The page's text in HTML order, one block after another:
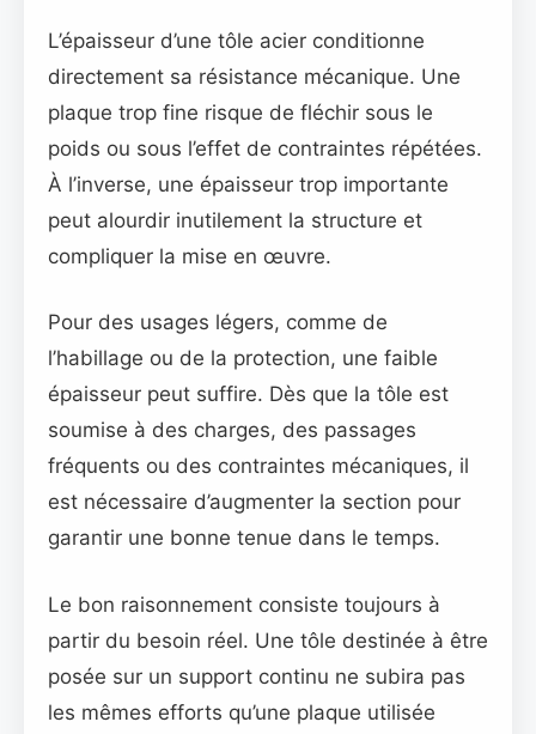
L’épaisseur d’une tôle acier conditionne
directement sa résistance mécanique. Une
plaque trop fine risque de fléchir sous le
poids ou sous l’effet de contraintes répétées.
À l’inverse, une épaisseur trop importante
peut alourdir inutilement la structure et
compliquer la mise en œuvre.
Pour des usages légers, comme de
l’habillage ou de la protection, une faible
épaisseur peut suffire. Dès que la tôle est
soumise à des charges, des passages
fréquents ou des contraintes mécaniques, il
est nécessaire d’augmenter la section pour
garantir une bonne tenue dans le temps.
Le bon raisonnement consiste toujours à
partir du besoin réel. Une tôle destinée à être
posée sur un support continu ne subira pas
les mêmes efforts qu’une plaque utilisée